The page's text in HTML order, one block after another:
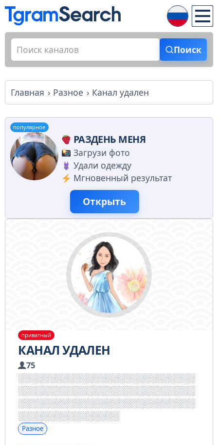
Поиск
Главная Разное Канал удален
популярное
РАЗДЕНЬ МЕНЯ
Загрузи фото
Удали одежду
Мгновенный результат
Открыть
приватный
КАНАЛ УДАЛЕН
75
Разное